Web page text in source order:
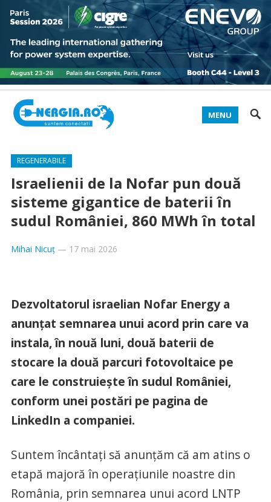
MENU
REGENERABILE
Israelienii de la Nofar pun două
sisteme gigantice de baterii în
sudul României, 860 MWh în total
Mihai Nicuț— 17 mai 2026
Dezvoltatorul israelian Nofar Energy a
anunțat semnarea unui acord prin care va
instala, în nouă luni, două baterii de
stocare la două parcuri fotovoltaice pe
care le construiește în sudul României,
conform unei postări pe pagina de
LinkedIn a companiei.
Suntem încântați să anunțăm că am atins o
etapă majoră în operațiunile noastre din
România, prin semnarea unui acord LNTP